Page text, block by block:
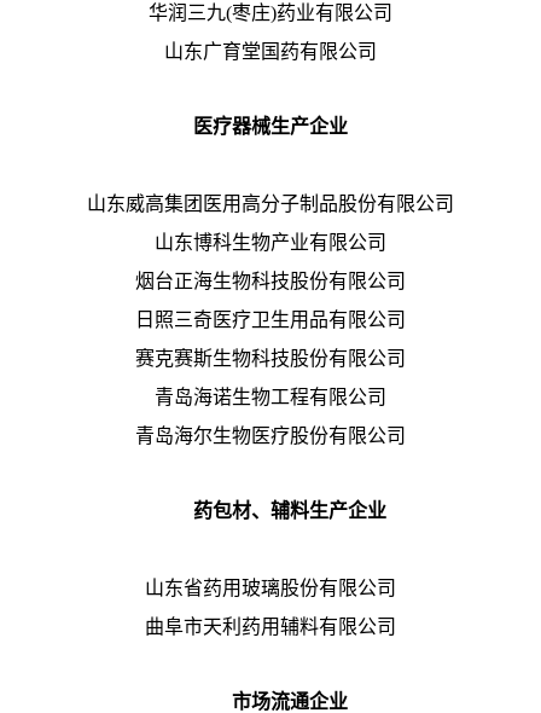
华润三九(枣庄)药业有限公司
山东广育堂国药有限公司
医疗器械生产企业
山东威高集团医用高分子制品股份有限公司
山东博科生物产业有限公司
烟台正海生物科技股份有限公司
日照三奇医疗卫生用品有限公司
赛克赛斯生物科技股份有限公司
青岛海诺生物工程有限公司
青岛海尔生物医疗股份有限公司
药包材、辅料生产企业
山东省药用玻璃股份有限公司
曲阜市天利药用辅料有限公司
市场流通企业